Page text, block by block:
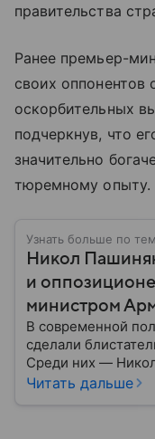
правительства
Ранее премьер-
своих оппонентов
оскорбительных
подчеркнув, что
значительно
тюремному опыту.
Узнать больше по
Никол
и
министром
В современной
сделали
Среди них —
путь от
Читать дальше